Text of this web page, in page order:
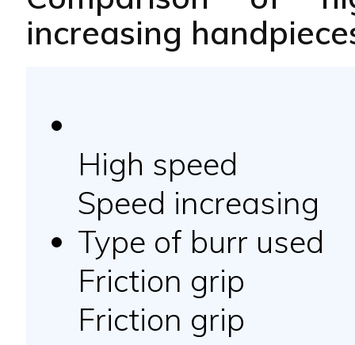
increasing
High speed
Speed increasing
Type of burr used
Friction grip
Friction grip